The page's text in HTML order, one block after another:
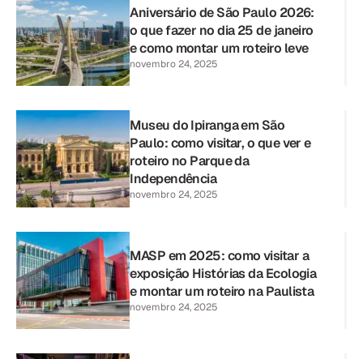
Aniversário de São Paulo 2026:
o que fazer no dia 25 de janeiro
e como montar um roteiro leve
novembro 24, 2025
Museu do Ipiranga em São
Paulo: como visitar, o que ver e
roteiro no Parque da
Independência
novembro 24, 2025
MASP em 2025: como visitar a
exposição Histórias da Ecologia
e montar um roteiro na Paulista
novembro 24, 2025